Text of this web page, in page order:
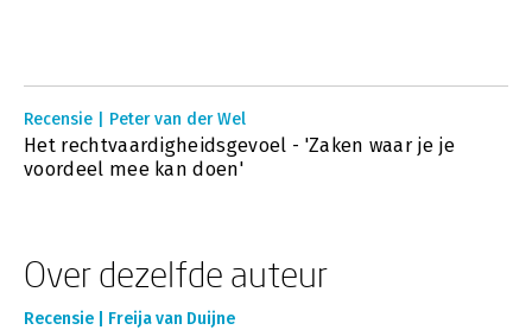
Recensie | Peter van der Wel
Het rechtvaardigheidsgevoel - 'Zaken waar je je
voordeel mee kan doen'
Over dezelfde auteur
Recensie | Freija van Duijne